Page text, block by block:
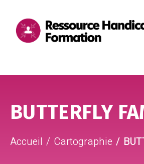
BUTTERFLY
Accueil Cartographie